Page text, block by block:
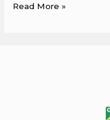
Read More »